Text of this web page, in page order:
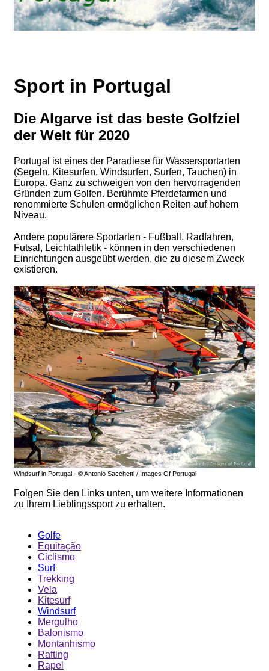
Sport in Portugal
Die Algarve ist das beste Golfziel
der Welt für 2020
Portugal ist eines der Paradiese für Wassersportarten
(Segeln, Kitesurfen, Windsurfen, Surfen, Tauchen) in
Europa. Ganz zu schweigen von den hervorragenden
Gründen zum Golfen. Berühmte Pferdefarmen und
renommierte Schulen ermöglichen Reiten auf hohem
Niveau.
Andere populärere Sportarten - Fußball, Radfahren,
Futsal, Leichtathletik - können in den verschiedenen
Einrichtungen ausgeübt werden, die zu diesem Zweck
existieren.
Windsurf in Portugal - © Antonio Sacchetti / Images Of Portugal
Folgen Sie den Links unten, um weitere Informationen
zu Ihrem Lieblingssport zu erhalten.
Golfe
Equitação
Ciclismo
Surf
Trekking
Vela
Kitesurf
Windsurf
Mergulho
Balonismo
Montanhismo
Rafting
Rapel